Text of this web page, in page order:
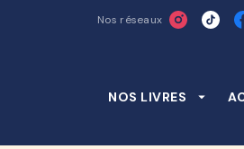
Nos réseaux
NOS LIVRES arrow_drop_down